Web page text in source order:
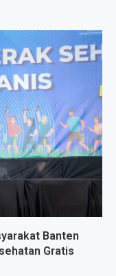
Banten
Gratis